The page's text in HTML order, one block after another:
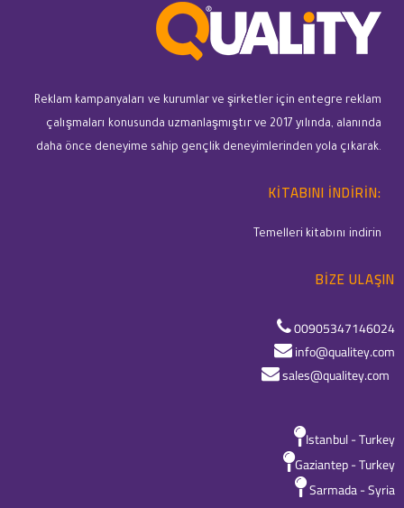
Reklam kampanyaları ve kurumlar ve şirketler için entegre reklam
çalışmaları konusunda uzmanlaşmıştır ve 2017 yılında, alanında
daha önce deneyime sahip gençlik deneyimlerinden yola çıkarak.
KITABINI INDIRIN:
Temelleri kitabını indirin
BIZE ULAŞIN
00905347146024
info@qualitey.com
sales@qualitey.com
Istanbul - Turkey
Gaziantep - Turkey
Sarmada - Syria